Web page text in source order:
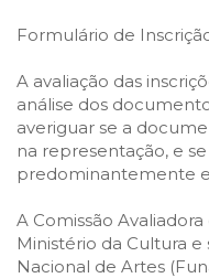
Formulário de
A avaliação das
análise dos
averiguar se a
na representação, e
predominantemente
A Comissão
Ministério da Cultura e
Nacional de Artes